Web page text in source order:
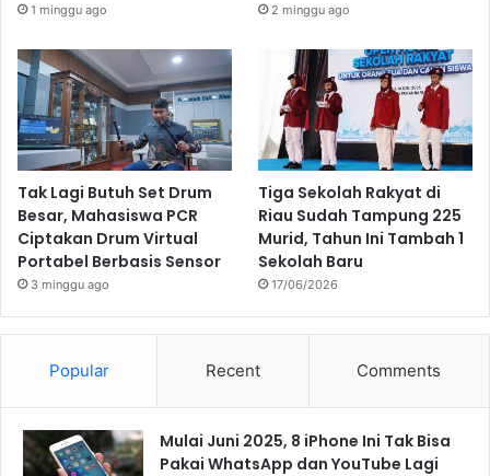
1 minggu ago 2 minggu ago
Tak Lagi Butuh Set Drum
Besar, Mahasiswa PCR
Ciptakan Drum Virtual
Portabel Berbasis Sensor
3 minggu ago
Tiga Sekolah Rakyat di
Riau Sudah Tampung 225
Murid, Tahun Ini Tambah 1
Sekolah Baru
17/06/2026
Popular Recent Comments
Mulai Juni 2025, 8 iPhone Ini Tak Bisa
Pakai WhatsApp dan YouTube Lagi